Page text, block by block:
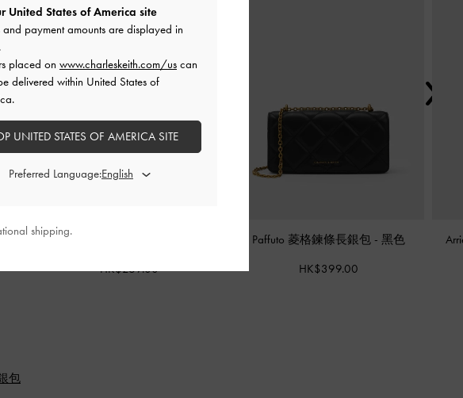
Tricha 轉釦短銀包
HK$269.00
Paffuto 菱格鍊條長銀包 - 黑色
HK$399.00
包
United States of America site
and payment amounts are displayed in
.
placed on www.charleskeith.com/us can
delivered within United States of
UNITED STATES OF AMERICA SITE
Preferred Language:
shipping.